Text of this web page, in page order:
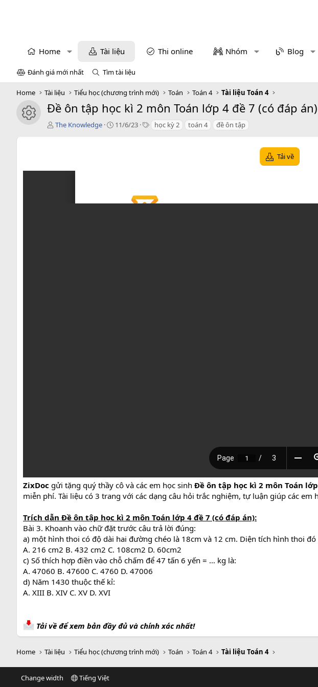
Home Tài liệu Thi online Nhóm Blog
Đánh giá mới nhất Tìm tài liệu
Home Tài liệu Tiểu học (chương trình mới) Toán Toán 4 Tài liệu Toán 4
icon tài liệu
Đề ôn tập học kì 2 môn Toán lớp 4 đề 7 (có đáp án)
T
ả
The Knowledge
C11/6/23
T học kỳ 2 toán 4 đề ôn tập
Tải về
ZixDoc gửi tặng quý thầy cô và các em học sinh Đề ôn tập học kì 2 môn Toán
miễn phí. Tài liệu có 3 trang với các dạng câu hỏi trắc nghiệm, tự luận giúp các
Trích dẫn Đề ôn tập học kì 2 môn Toán lớp 4 đề 7 (có đáp án):
Bài 3. Khoanh vào chữ đặt trước câu trả lời đúng:
a) một hình thoi có độ dài hai đường chéo là 18cm và 12 cm. Diện tích hình thoi đó
A. 216 cm2 B. 432 cm2 C. 108cm2 D. 60cm2
c) Số thích hợp điền vào chỗ chấm để 47 tấn 6 yến = … kg là:
A. 47060 B. 47600 C. 4760 D. 47006
d) Năm 1430 thuộc thế kỉ:
A. XIII B. XIV C. XV D. XVI
Tải về để xem bản đầy đủ và chính xác nhất!
Home Tài liệu Tiểu học (chương trình mới) Toán Toán 4 Tài liệu Toán 4
Change width Tiếng Việt